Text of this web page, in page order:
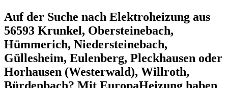
Auf der Suche nach Elektroheizung aus
56593 Krunkel, Obersteinebach,
Hümmerich, Niedersteinebach,
Güllesheim, Eulenberg, Pleckhausen oder
Horhausen (Westerwald), Willroth,
Bürdenbach? Mit EuropaHeizung haben